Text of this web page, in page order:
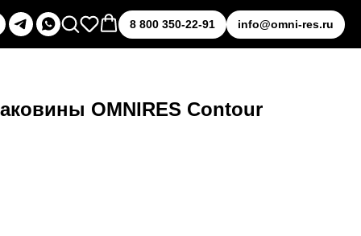
8 800 350-22-91 info@omni-res.ru
OMNIRES Contour